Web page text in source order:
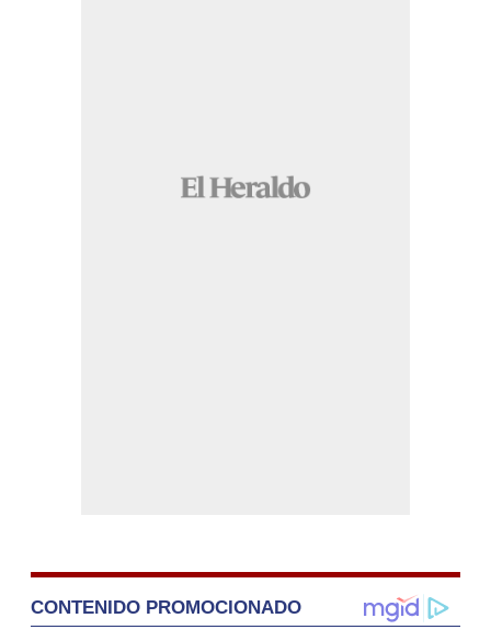
CONTENIDO PROMOCIONADO